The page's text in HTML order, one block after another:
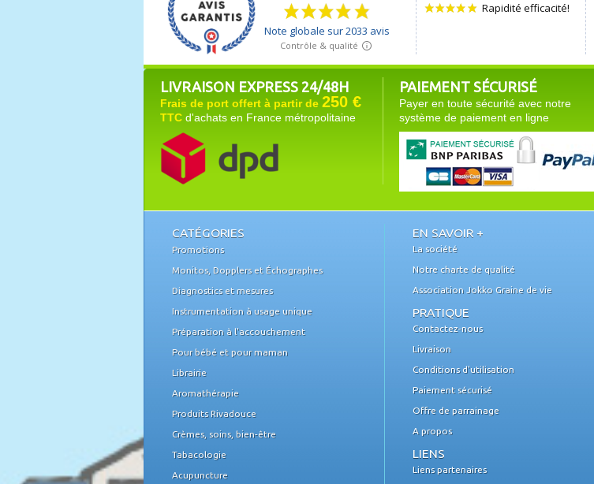
LIVRAISON EXPRESS 24/48H
Frais de port offert à partir de 250 €
TTC d'achats en France métropolitaine
PAIEMENT SÉCURISÉ
Payer en toute sécurité avec notre
système de paiement en ligne
CATÉGORIES
Promotions
Monitos, Dopplers et Échographes
Diagnostics et mesures
Instrumentation à usage unique
Préparation à l'accouchement
Pour bébé et pour maman
Librairie
Aromathérapie
Produits Rivadouce
Crèmes, soins, bien-être
Tabacologie
Acupuncture
EN SAVOIR +
La société
Notre charte de qualité
Association Jokko Graine de vie
PRATIQUE
Contactez-nous
Livraison
Conditions d'utilisation
Paiement sécurisé
Offre de parrainage
A propos
LIENS
Liens partenaires